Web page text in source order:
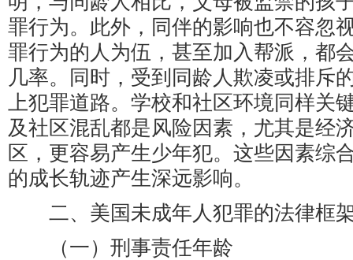
罪行为。此外，同伴的影响也不容忽
罪行为的人为伍，甚至加入帮派，都
几率。同时，受到同龄人欺凌或排斥
上犯罪道路。学校和社区环境同样关
及社区混乱都是风险因素，尤其是经
区，更容易产生少年犯。这些因素综
的成长轨迹产生深远影响。
二、美国未成年人犯罪的法律框
（一）刑事责任年龄